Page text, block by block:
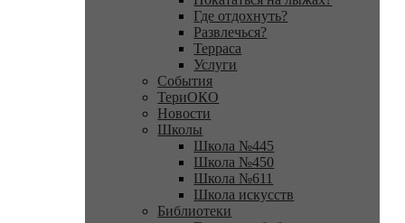
Где отдохнуть?
Развлечься?
Терраса
Услуги
События
ТериОКО
Новости
Школы
Школа №445
Школа №450
Школа №611
Школа искусств
Библиотеки